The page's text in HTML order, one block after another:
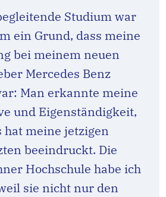
Studium war
ein Grund, dass meine
bei meinem neuen
Mercedes Benz
Man erkannte meine
und Eigenständigkeit,
hat meine jetzigen
beeindruckt. Die
Hochschule habe ich
sie nicht nur den